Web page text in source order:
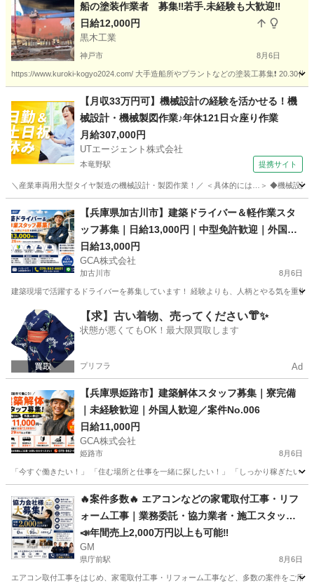
船の塗装作業者 募集‼️若手.未経験も大歓迎‼️
日給12,000円
黒木工業
神戸市 8月6日
https://www.kuroki-kogyo2024.com/ 大手造船所やプラントなどの塗装工募集❗️ 20.30代
その他 塗装工
【月収33万円可】機械設計の経験を活かせる！機
械設計・機械製図作業♪年休121日☆座り作業
月給307,000円
UTエージェント株式会社
本竜野駅 提携サイト
＼産業車両用大型タイヤ製造の機械設計・製図作業！／ ＜具体的には…＞ ◆機械設
本竜野駅 その他
【兵庫県加古川市】建築ドライバー＆軽作業スタ
ッフ募集｜日給13,000円｜中型免許歓迎｜外国人
歓迎／案件No.007
日給13,000円
GCA株式会社
加古川市 8月6日
建築現場で活躍するドライバーを募集しています！ 経験よりも、人柄とやる気を重
兵庫 加古川市 建築 スタッフ
【求】古い着物、売ってください👘✨
状態が悪くてもOK！最大限買取します
プリフラ Ad
【兵庫県姫路市】建築解体スタッフ募集｜寮完備
｜未経験歓迎｜外国人歓迎／案件No.006
日給11,000円
GCA株式会社
姫路市 8月6日
「今すぐ働きたい！」 「住む場所と仕事を一緒に探したい！」 「しっかり稼ぎたい
その他
🔥案件多数🔥 エアコンなどの家電取付工事・リフ
ォーム工事｜業務委託・協力業者・施工スタッフ
募集中｜個人・法人大歓迎｜仕事量・単価に自信
あり｜前払い対応も可能｜兵庫県
📣年間売上2,000万円以上も可能‼️
GM
県庁前駅 8月6日
エアコン取付工事をはじめ、家電取付工事・リフォーム工事など、多数の案件をご用